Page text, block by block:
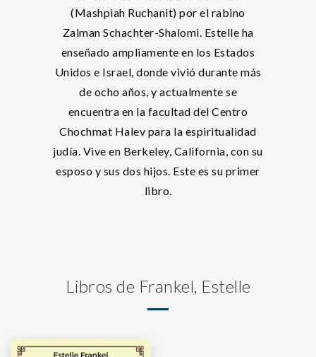
(Mashpiah Ruchanit) por el rabino
Zalman Schachter-Shalomi. Estelle ha
enseñado ampliamente en los Estados
Unidos e Israel, donde vivió durante más
de ocho años, y actualmente se
encuentra en la facultad del Centro
Chochmat Halev para la espiritualidad
judía. Vive en Berkeley, California, con su
esposo y sus dos hijos. Este es su primer
libro.
Libros de Frankel, Estelle